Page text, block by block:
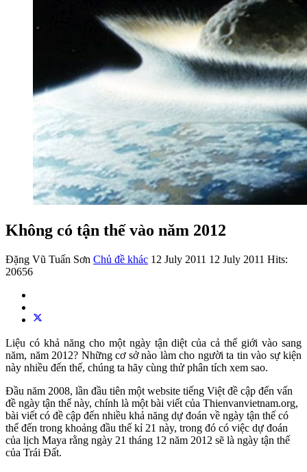
Không có tận thế vào năm 2012
Đặng Vũ Tuấn Sơn Chủ đề khác 12 July 2011 12 July 2011 Hits:
20656
Liệu có khả năng cho một ngày tận diệt của cả thế giới vào sang
năm, năm 2012? Những cơ sở nào làm cho người ta tin vào sự kiện
này nhiều đến thế, chúng ta hãy cùng thử phân tích xem sao.
Đầu năm 2008, lần đầu tiên một website tiếng Việt đề cập đến vấn
đề ngày tận thế này, chính là một bài viết của Thienvanvietnam.org,
bài viết có đề cập đến nhiều khả năng dự đoán về ngày tận thế có
thể đến trong khoảng đầu thế kỉ 21 này, trong đó có việc dự đoán
của lịch Maya rằng ngày 21 tháng 12 năm 2012 sẽ là ngày tận thế
của Trái Đất.